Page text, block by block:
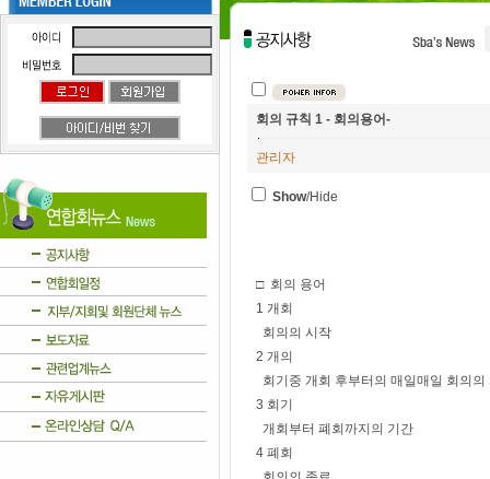
회의 규칙 1 - 회의용어-
관리자
Show/Hide
□ 회의 용어
1 개회
회의의 시작
2 개의
회기중 개회 후부터의 매일매일 회의의
3 회기
개회부터 폐회까지의 기간
4 폐회